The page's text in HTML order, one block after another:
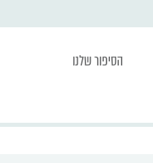
הסיפור שלנו